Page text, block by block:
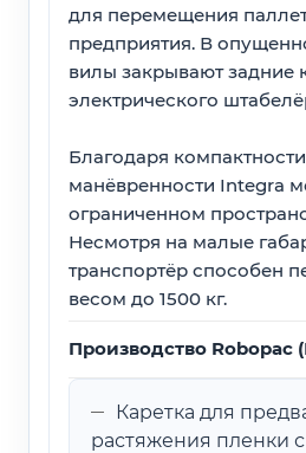
для перемещения
предприятия. В
вилы закрывают задние
электрического
Благодаря
манёвренности Integra
ограниченном
Несмотря на малые
транспортёр способен
весом до 1500 кг.
Производство Robopac
Каретка для
растяжения пленки